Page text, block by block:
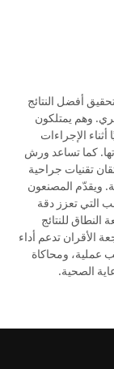
أفضل النتائج
وهم يمتلكون
الإجراءات
كما تساعد ورش
تقنيات جراحية
ويقدّم المصنعون
التي تعزز دقة
للنتائج
الأقران تدعم أداء
عملية، ومحاكاة
الصحية.